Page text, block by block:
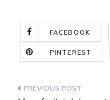
FACEBOOK
PINTEREST